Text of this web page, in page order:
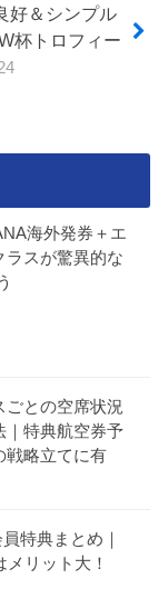
好＆シンプル
杯トロフィー
海外発券＋エ
ラスが驚異的な
ごとの空席状況
｜特典航空券予
戦略立てに有
特典まとめ｜
リット大！